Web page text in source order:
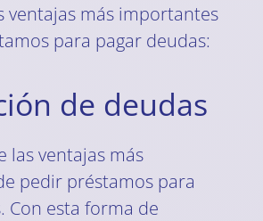
ventajas más importantes
para pagar deudas:
de deudas
las ventajas más
pedir préstamos para
Con esta forma de